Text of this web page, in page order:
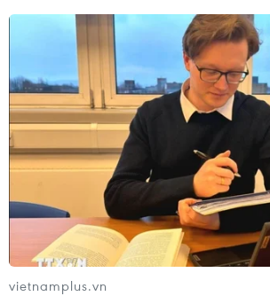
vietnamplus.vn